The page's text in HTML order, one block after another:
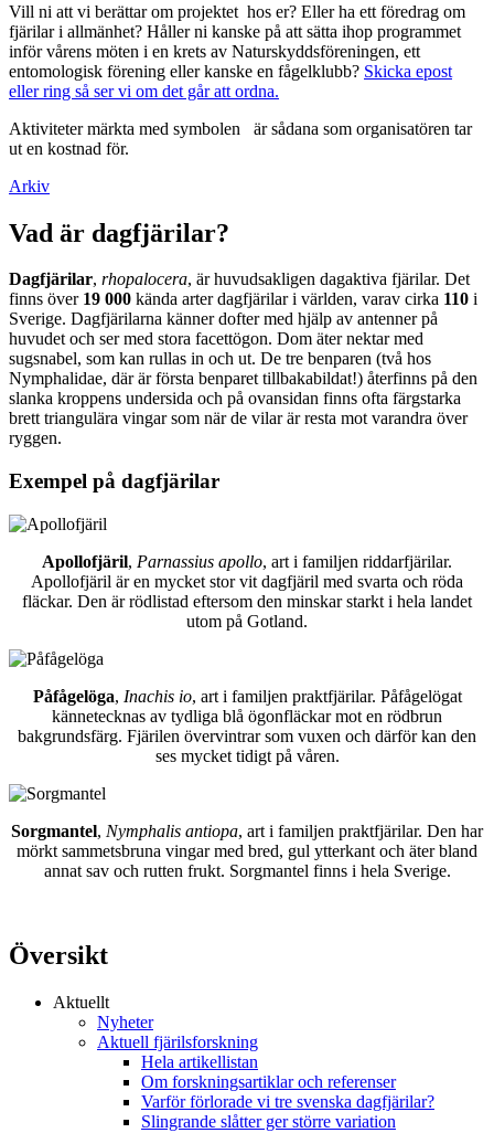
Vill ni att vi berättar om projektet hos er? Eller ha ett föredrag om
fjärilar i allmänhet? Håller ni kanske på att sätta ihop programmet
inför vårens möten i en krets av Naturskyddsföreningen, ett
entomologisk förening eller kanske en fågelklubb? Skicka epost
eller ring så ser vi om det går att ordna.
Aktiviteter märkta med symbolen
är sådana som organisatören tar
ut en kostnad för.
Arkiv
Vad är dagfjärilar?
Dagfjärilar, rhopalocera, är huvudsakligen dagaktiva fjärilar. Det
finns över 19 000 kända arter dagfjärilar i världen, varav cirka 110 i
Sverige. Dagfjärilarna känner dofter med hjälp av antenner på
huvudet och ser med stora facettögon. Dom äter nektar med
sugsnabel, som kan rullas in och ut. De tre benparen (två hos
Nymphalidae, där är första benparet tillbakabildat!) återfinns på den
slanka kroppens undersida och på ovansidan finns ofta färgstarka
brett triangulära vingar som när de vilar är resta mot varandra över
ryggen.
Exempel på dagfjärilar
Apollofjäril, Parnassius apollo, art i familjen riddarfjärilar.
Apollofjäril är en mycket stor vit dagfjäril med svarta och röda
fläckar. Den är rödlistad eftersom den minskar starkt i hela landet
utom på Gotland.
Påfågelöga, Inachis io, art i familjen praktfjärilar. Påfågelögat
kännetecknas av tydliga blå ögonfläckar mot en rödbrun
bakgrundsfärg. Fjärilen övervintrar som vuxen och därför kan den
ses mycket tidigt på våren.
Sorgmantel, Nymphalis antiopa, art i familjen praktfjärilar. Den har
mörkt sammetsbruna vingar med bred, gul ytterkant och äter bland
annat sav och rutten frukt. Sorgmantel finns i hela Sverige.
Översikt
Aktuellt
Nyheter
Aktuell fjärilsforskning
Hela artikellistan
Om forskningsartiklar och referenser
Varför förlorade vi tre svenska dagfjärilar?
Slingrande slåtter ger större variation